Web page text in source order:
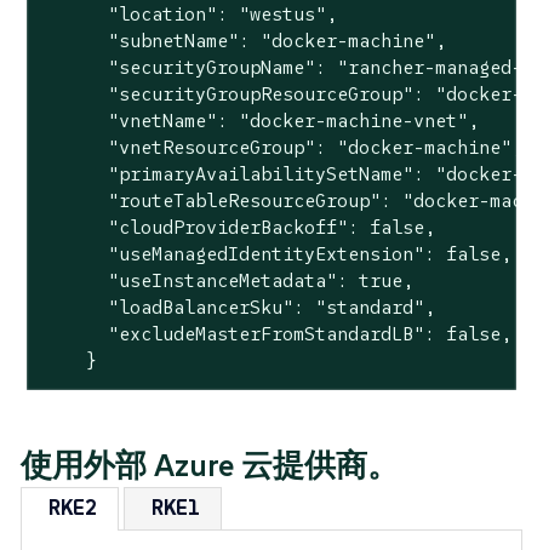
      "location": "westus",
      "subnetName": "docker-machine",
"securityGroupName": "rancher-managed-
"securityGroupResourceGroup": "docker-
      "vnetName": "docker-machine-vnet",
      "vnetResourceGroup": "docker-machine",
"primaryAvailabilitySetName": "docker-
"routeTableResourceGroup": "docker-
      "cloudProviderBackoff": false,
      "useManagedIdentityExtension": false,
      "useInstanceMetadata": true,
      "loadBalancerSku": "standard",
      "excludeMasterFromStandardLB": false,
    }
使用外部 Azure 云提供商。
RKE2 RKE1